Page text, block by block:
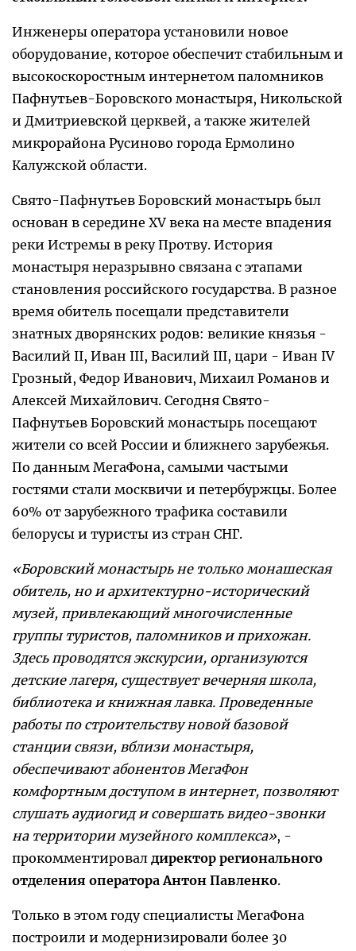
Инженеры оператора установили новое
оборудование, которое обеспечит стабильным и
высокоскоростным интернетом паломников
Пафнутьев-Боровского монастыря, Никольской
и Дмитриевской церквей, а также жителей
микрорайона Русиново города Ермолино
Калужской области.
Свято-Пафнутьев Боровский монастырь был
основан в середине XV века на месте впадения
реки Истремы в реку Протву. История
монастыря неразрывно связана с этапами
становления российского государства. В разное
время обитель посещали представители
знатных дворянских родов: великие князья -
Василий II, Иван III, Василий III, цари - Иван IV
Грозный, Федор Иванович, Михаил Романов и
Алексей Михайлович. Сегодня Свято-
Пафнутьев Боровский монастырь посещают
жители со всей России и ближнего зарубежья.
По данным МегаФона, самыми частыми
гостями стали москвичи и петербуржцы. Более
60% от зарубежного трафика составили
белорусы и туристы из стран СНГ.
«Боровский монастырь не только монашеская
обитель, но и архитектурно-исторический
музей, привлекающий многочисленные
группы туристов, паломников и прихожан.
Здесь проводятся экскурсии, организуются
детские лагеря, существует вечерняя школа,
библиотека и книжная лавка. Проведенные
работы по строительству новой базовой
станции связи, вблизи монастыря,
обеспечивают абонентов МегаФон
комфортным доступом в интернет, позволяют
слушать аудиогид и совершать видео-звонки
на территории музейного комплекса», -
прокомментировал директор регионального
отделения оператора Антон Павленко.
Только в этом году специалисты МегаФона
построили и модернизировали более 30